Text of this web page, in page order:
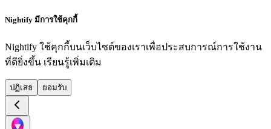
Nightify มีการใช้คุกกี้
Nightify ใช้คุกกี้บนเว็บไซต์ของเราเพื่อประสบการณ์การใช้งาน
ที่ดียิ่งขึ้น เรียนรู้เพิ่มเติม
ปฏิเสธ ยอมรับ